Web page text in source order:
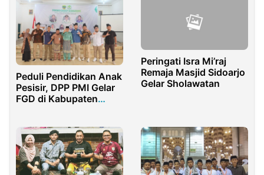
Peduli Pendidikan Anak
Pesisir, DPP PMI Gelar
FGD di Kabupaten
Peringati Isra Mi’raj
Remaja Masjid Sidoarjo
Gelar Sholawatan